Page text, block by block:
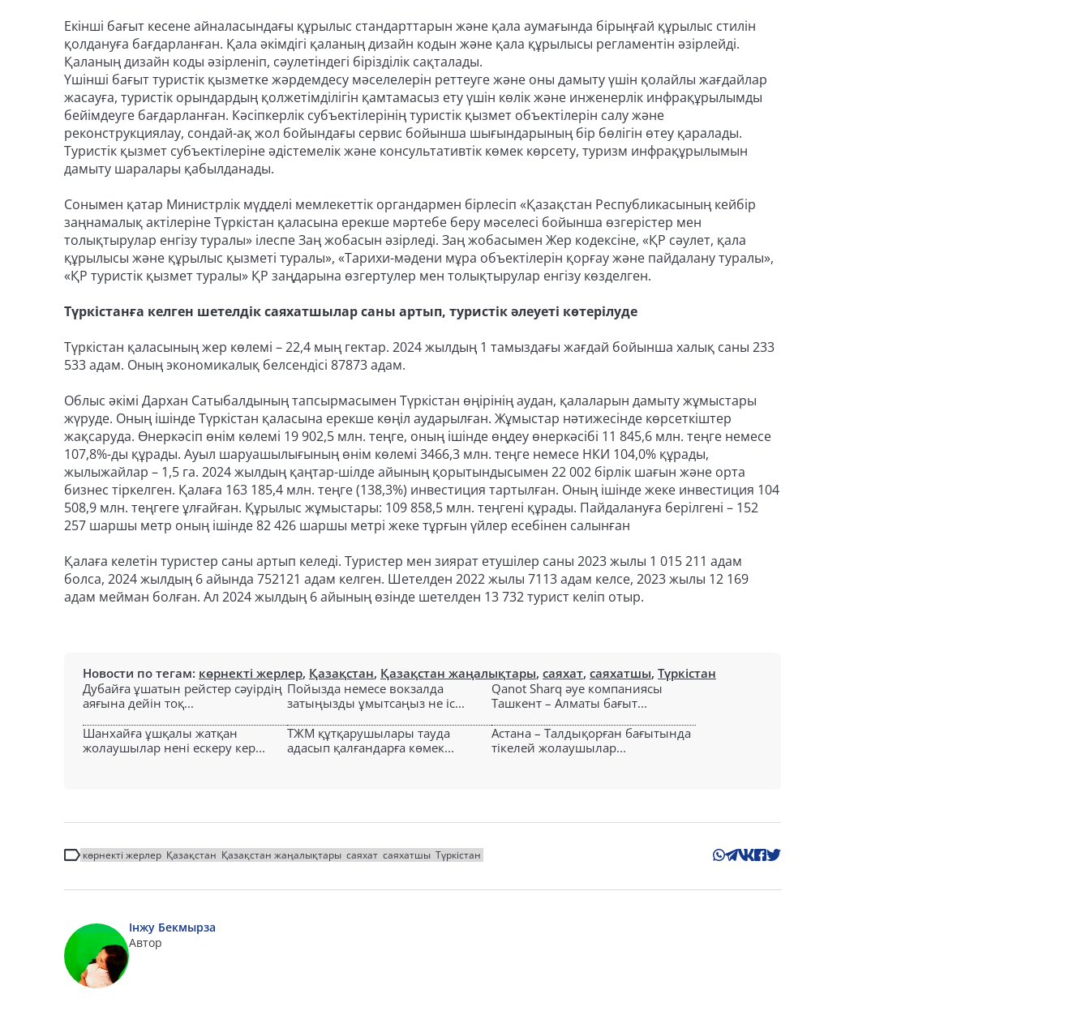
Екінші бағыт кесене айналасындағы құрылыс стандарттарын және қала аумағында бірыңғай құрылыс стилін
қолдануға бағдарланған. Қала әкімдігі қаланың дизайн кодын және қала құрылысы регламентін әзірлейді.
Қаланың дизайн коды әзірленіп, сәулетіндегі бірізділік сақталады.
Үшінші бағыт туристік қызметке жәрдемдесу мәселелерін реттеуге және оны дамыту үшін қолайлы жағдайлар
жасауға, туристік орындардың қолжетімділігін қамтамасыз ету үшін көлік және инженерлік инфрақұрылымды
бейімдеуге бағдарланған. Кәсіпкерлік субъектілерінің туристік қызмет объектілерін салу және
реконструкциялау, сондай-ақ жол бойындағы сервис бойынша шығындарының бір бөлігін өтеу қаралады.
Туристік қызмет субъектілеріне әдістемелік және консультативтік көмек көрсету, туризм инфрақұрылымын
дамыту шаралары қабылданады.
Сонымен қатар Министрлік мүдделі мемлекеттік органдармен бірлесіп «Қазақстан Республикасының кейбір
заңнамалық актілеріне Түркістан қаласына ерекше мәртебе беру мәселесі бойынша өзгерістер мен
толықтырулар енгізу туралы» ілеспе Заң жобасын әзірледі. Заң жобасымен Жер кодексіне, «ҚР сәулет, қала
құрылысы және құрылыс қызметі туралы», «Тарихи-мәдени мұра объектілерін қорғау және пайдалану туралы»,
«ҚР туристік қызмет туралы» ҚР заңдарына өзгертулер мен толықтырулар енгізу көзделген.
Түркістанға келген шетелдік саяхатшылар саны артып, туристік әлеуеті көтерілуде
Түркістан қаласының жер көлемі – 22,4 мың гектар. 2024 жылдың 1 тамыздағы жағдай бойынша халық саны 233
533 адам. Оның экономикалық белсендісі 87873 адам.
Облыс әкімі Дархан Сатыбалдының тапсырмасымен Түркістан өңірінің аудан, қалаларын дамыту жұмыстары
жүруде. Оның ішінде Түркістан қаласына ерекше көңіл аударылған. Жұмыстар нәтижесінде көрсеткіштер
жақсаруда. Өнеркәсіп өнім көлемі 19 902,5 млн. теңге, оның ішінде өңдеу өнеркәсібі 11 845,6 млн. теңге немесе
107,8%-ды құрады. Ауыл шаруашылығының өнім көлемі 3466,3 млн. теңге немесе НКИ 104,0% құрады,
жылыжайлар – 1,5 га. 2024 жылдың қаңтар-шілде айының қорытындысымен 22 002 бірлік шағын және орта
бизнес тіркелген. Қалаға 163 185,4 млн. теңге (138,3%) инвестиция тартылған. Оның ішінде жеке инвестиция 104
508,9 млн. теңгеге ұлғайған. Құрылыс жұмыстары: 109 858,5 млн. теңгені құрады. Пайдалануға берілгені – 152
257 шаршы метр оның ішінде 82 426 шаршы метрі жеке тұрғын үйлер есебінен салынған
Қалаға келетін туристер саны артып келеді. Туристер мен зиярат етушілер саны 2023 жылы 1 015 211 адам
болса, 2024 жылдың 6 айында 752121 адам келген. Шетелден 2022 жылы 7113 адам келсе, 2023 жылы 12 169
адам мейман болған. Ал 2024 жылдың 6 айының өзінде шетелден 13 732 турист келіп отыр.
Новости по тегам: көрнекті жерлер, Қазақстан, Қазақстан жаңалықтары, саяхат, саяхатшы, Түркістан
Дубайға ұшатын рейстер сәуірдің
аяғына дейін тоқ...
Пойызда немесе вокзалда
затыңызды ұмытсаңыз не іс...
Qanot Sharq әуе компаниясы
Ташкент – Алматы бағыт...
Шанхайға ұшқалы жатқан
жолаушылар нені ескеру кер...
ТЖМ құтқарушылары тауда
адасып қалғандарға көмек...
Астана – Талдықорған бағытында
тікелей жолаушылар...
көрнекті жерлер Қазақстан Қазақстан жаңалықтары саяхат саяхатшы Түркістан
Інжу Бекмырза
Автор